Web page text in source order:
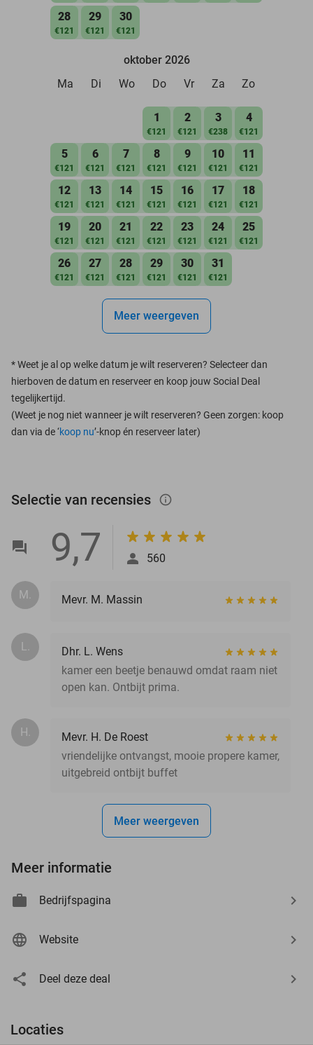
28
€121
29
€121
30
€121
oktober 2026
Ma
Di Wo Do Vr Za Zo
1
€121
2
€121
3
€238
4
€121
5
€121
6
€121
7
€121
8
€121
9
€121
10
€121
11
€121
12
€121
13
€121
14
€121
15
€121
16
€121
17
€121
18
€121
19
€121
20
€121
21
€121
22
€121
23
€121
24
€121
25
€121
26
€121
27
€121
28
€121
29
€121
30
€121
31
€121
Meer weergeven
*Weet je al op welke datum je wilt reserveren? Selecteer dan
hierboven de datum en reserveer en koop jouw Social Deal
tegelijkertijd.
(Weet je nog niet wanneer je wilt reserveren? Geen zorgen: koop
dan via de ‘koop nu’-knop én reserveer later)
Selectie van recensies info_outlined
9,7 560
M. Mevr. M. Massin
L.
Dhr. L. Wens
kamer een beetje benauwd omdat raam niet
open kan. Ontbijt prima.
H.
Mevr. H. De Roest
vriendelijke ontvangst, mooie propere kamer,
uitgebreid ontbijt buffet
Meer weergeven
Meer informatie
Bedrijfspagina
Website
Deel deze deal
Locaties